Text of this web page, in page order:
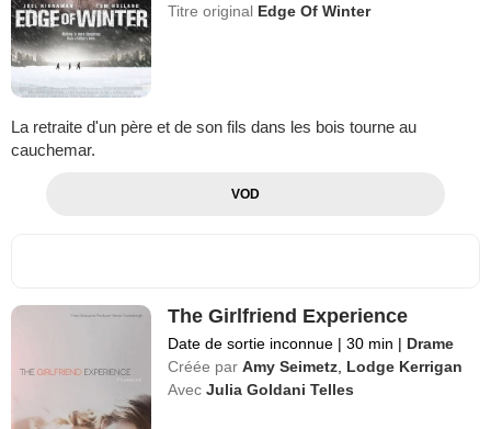
Titre original Edge Of Winter
La retraite d'un père et de son fils dans les bois tourne au
cauchemar.
VOD
The Girlfriend Experience
Date de sortie inconnue | 30 min | Drame
Créée par Amy Seimetz Lodge Kerrigan
Avec Julia Goldani Telles